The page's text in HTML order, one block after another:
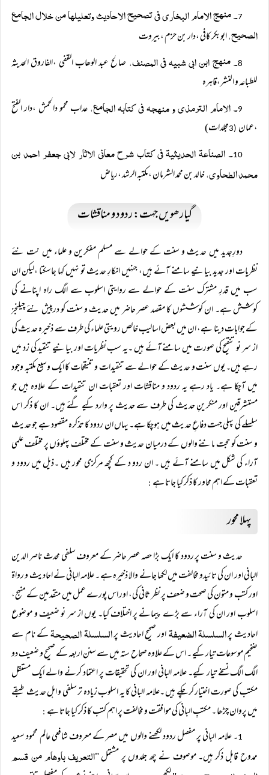
7۔ منھج الامام البخاری فی تصحیح الاحادیث وتعلیلھا من خلال الجامع
الصحیح،ابوبکر کافی ،دار بن حزم ،بیروت
8۔ منھج ابن ابی شبیہ فی المصنف، صالح عبد الوھاب القفی ،الفاروق الحدیثہ
للطباعہ و النشر،قاہرہ
9۔ الامام الترمذی و منھجہ فی کتابہ الجامع،عداب محمو دالحمش ،دار الفتح
،عمان (3 مجلدات)
10۔ الصناعۃ الحدیثیۃ فی کتاب شرح معانی الاثار لابی جعفر احمد بن
محمد الطحاوی،خالد بن محمد الشرمان ،مکتبہ الرشد ،ریاض
گیارھویں جہت: ردود و مناقشات
دورِجدید میں حدیث و سنت کے حوالے سے مسلم مفکرین و علماء میں نت نئے
نظریات اور جدید بیانیے سامنے آئے ہیں، جنہیں انکارِ حدیث تو نہیں کہا جاسکتا ،لیکن ان
سب میں قدرِ مشترک سنت کے حوالے سے روایتی اسلوب سے الگ راہ اپنانے کی
کوشش ہے۔ ان کوششوں کا مقصد عصر حاضر میں حدیث و سنت کو درپیش نئے چیلنجز
کے جوابات دینا ہے، ان میں بعض اسالیب خالص رویتی علماء کی طرف سے ذخیرہ حدیث کی
از سر نو تنقیح کی صورت میں سامنے آئے ہیں ۔یہ سب نظریات اور بیانیے تنقید کی زد میں
رہے ہیں۔ یوں سنت و حدیث کے حوالے سے تنقیدات و تنیقحات کا ایک وسیع مکتبہ وجود
میں آچکا ہے۔ یاد رہے یہ ردود و مناقشات اور تعقبات ان تنقیدات کے علاوہ ہیں جو
مستشرقین اور منکرینِ حدیث کی طرف سے حدیث پر وارد کیے گئے ہیں۔ ان کا ذکر اس
سلسلے کی پہلی جہت دفاعِ حدیث میں ہوچکا ہے۔ یہاں ان ردود کا تذکرہ مقصود ہے جو حدیث
و سنت کو حجت ماننے والوں کے درمیان حدیث و سنت کے مختلف پہلوؤں پر مختلف علمی
آراء کی شکل میں سامنے آئے ہیں ۔ ان ردو د کے کچھ مرکزی محور ہیں ۔ذیل میں ردود و
تعقبات کے اہم محاور کا ذکر کیا جاتا ہے :
پہلا محور
حدیث و سنت پر ردود کا ایک بڑا حصہ عصر حاضر کے معروف سلفی محدث ناصر الدین
البانی اور ان کی تائیدو مخالفت میں لکھا جانے والا ذخیرہ ہے ۔ علامہ البانی نے احادیث و رواۃ
اور کتب و متون کی صحت و ضعف پر نظر ثانی کی، اور اس پورے عمل میں متقدمین کے منہج،
اسلوب اور ان کی آراء سے بڑے پیمانے پر اختلاف کیا۔ یوں از سر نو ضعیف و موضوع
احادیث پرالسلسلۃ الضعیفۃاور صحیح احادیث پرالسلسلۃ الصحیحۃکے نام سے
ضخیم موسوعات تیار کیے ۔ اس کے علاوہ صحاح ستہ میں سے سنن اربعہ کے صحیح و ضعیف دو
الگ الگ نسخے تیار کیے۔ علامہ البانی اور ان کی تحقیقات پر اعتماد کرنے والے ایک مستقل
مکتب کی صورت اختیار کر چکے ہیں ۔علامہ البانی کا یہ اسلوب زیادہ تر سلفی و اہل حدیث طبقے
میں پروان چڑھا ۔ مکتبِ البانی کی موافقت و مخالفت پر اہم کتب کا ذکر کیا جاتا ہے :
1۔ علامہ البانی پر مفصل ردود لکھنے والوں میں مصر کے معروف شافعی عالم محمود سعید
ممدوح قابل ذکر ہیں۔ موصوف نے چھ جلدوں پر مشتمل "التعریف باوھام من قسم